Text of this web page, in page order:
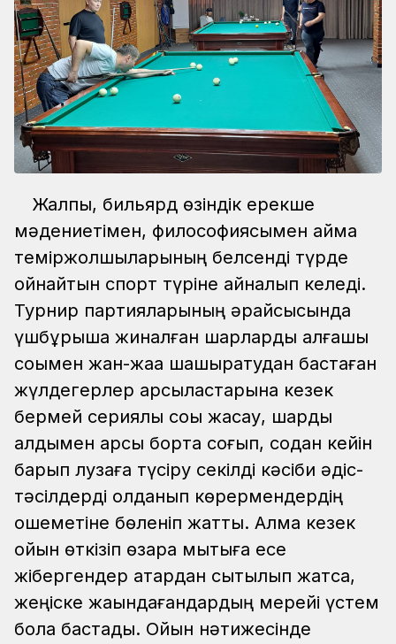
Жалпы, бильярд өзіндік ерекше
мәдениетімен, философиясымен аймақ
теміржолшыларының белсенді түрде
ойнайтын спорт түріне айналып келеді.
Турнир партияларының әрқайсысында
үшбұрышқа жиналған шарларды алғашқы
соққымен жан-жаққа шашыратудан бастаған
жүлдегерлер қарсыластарына кезек
бермей сериялы соққы жасау, шарды
алдымен қарсы бортқа соғып, содан кейін
барып лузаға түсіру секілді кәсіби әдіс-
тәсілдерді қолданып көрермендердің
қошеметіне бөленіп жатты. Алма кезек
ойын өткізіп өзара мықтыға есе
жібергендер қатардан сытылып жатса,
жеңіске жақындағандардың мерейі үстем
бола бастады. Ойын нәтижесінде